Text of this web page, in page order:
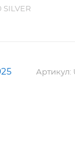
Артикул: